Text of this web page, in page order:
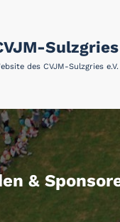
Sulzgries
des CVJM-Sulzgries e.V.
&